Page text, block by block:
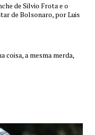
de Silvio Frota e o
de Bolsonaro, por Luis
coisa, a mesma merda,